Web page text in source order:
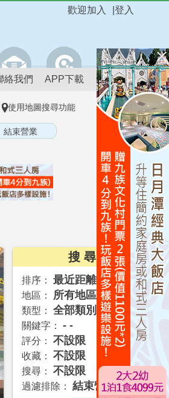
登入
歡迎加入
絡我們 APP下載
使用地圖搜尋功能
搜 尋
排序： 最近距離
地區： 所有地區
類型： 全部類別
關鍵字： - -
評分： 不設限
收藏： 不設限
搜尋： 不設限
過濾排除： 結束營業